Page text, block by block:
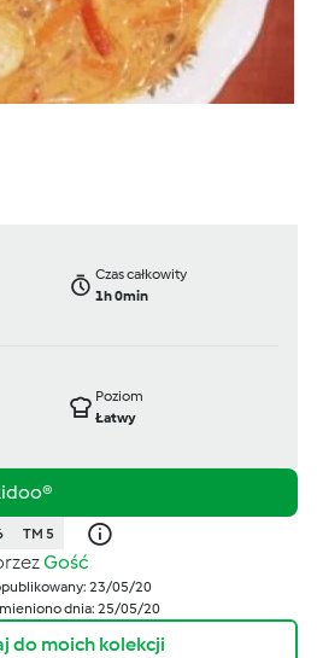
Czas całkowity
1h 0min
Poziom
Łatwy
TM 5
Gość
23/05/20
dnia: 25/05/20
do moich kolekcji